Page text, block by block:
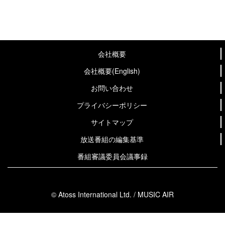
会社概要
会社概要(English)
お問い合わせ
プライバシーポリシー
サイトマップ
放送番組の編集基準
番組審議委員会議事録
© Atoss International Ltd. / MUSIC AIR